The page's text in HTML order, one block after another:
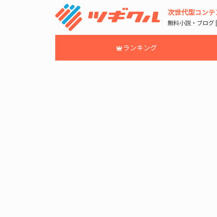
次世代型コン
無料小説・ブログ
ランキング